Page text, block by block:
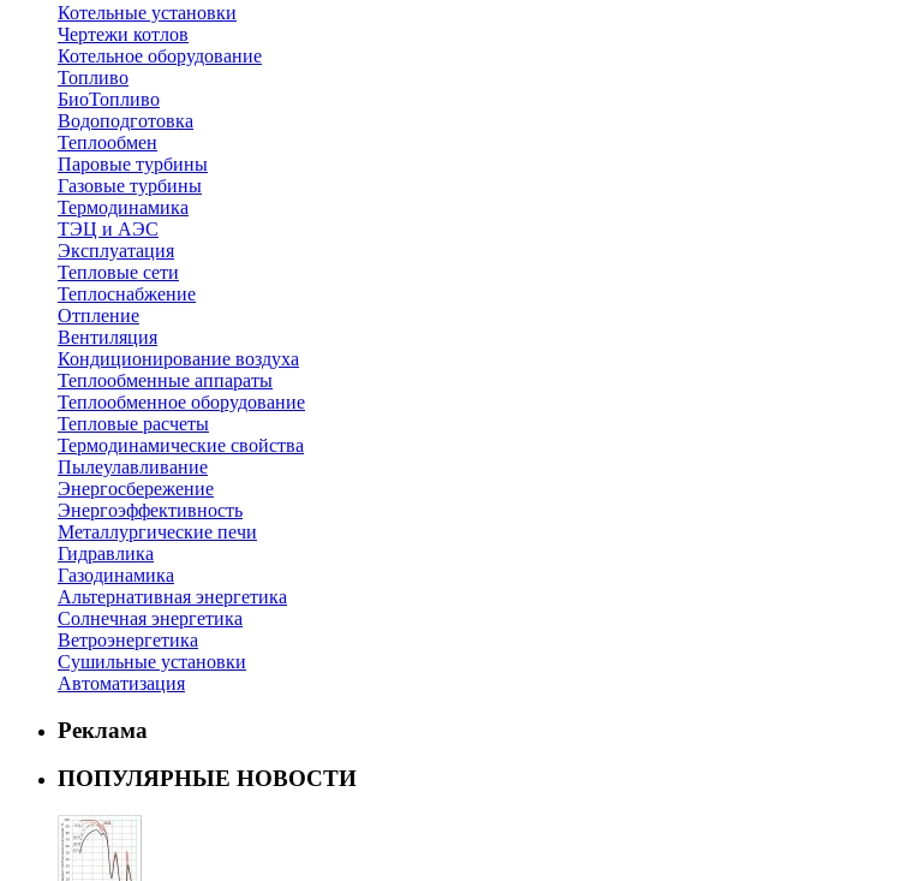
Котельные установки
Чертежи котлов
Котельное оборудование
Топливо
БиоТопливо
Водоподготовка
Теплообмен
Паровые турбины
Газовые турбины
Термодинамика
ТЭЦ и АЭС
Эксплуатация
Тепловые сети
Теплоснабжение
Отпление
Вентиляция
Кондиционирование воздуха
Теплообменные аппараты
Теплообменное оборудование
Тепловые расчеты
Термодинамические свойства
Пылеулавливание
Энергосбережение
Энергоэффективность
Металлургические печи
Гидравлика
Газодинамика
Альтернативная энергетика
Солнечная энергетика
Ветроэнергетика
Сушильные установки
Автоматизация
Реклама
ПОПУЛЯРНЫЕ НОВОСТИ